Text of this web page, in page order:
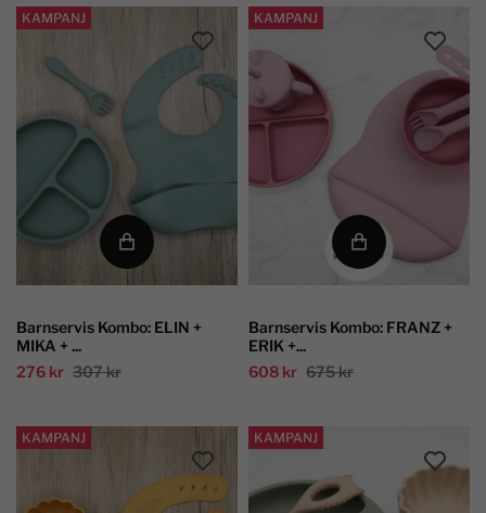
KAMPANJ
Barnservis Kombo: ELIN +
MIKA + ...
276 kr 307 kr
KAMPANJ
Barnservis Kombo: FRANZ +
ERIK +...
608 kr 675 kr
KAMPANJ KAMPANJ